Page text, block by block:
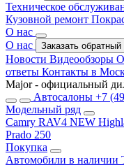
Техническое
Кузовной ремонт
О нас
О нас
Заказать обратный
Новости Видеообзоры
ответы Контакты в
Major - официальный
Автосалоны +7
Модельный ряд
Camry RAV4 NEW
Prado 250
Покупка
Автомобили в наличии